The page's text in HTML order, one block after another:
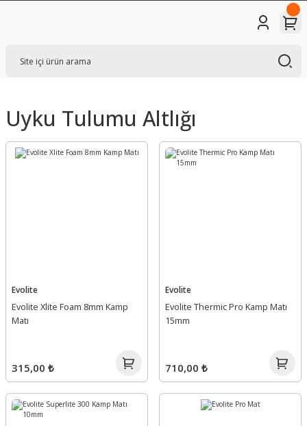
Uyku Tulumu Altlığı
Evolite
Evolite Xlite Foam 8mm Kamp
Matı
315,00 ₺
Evolite
Evolite Thermic Pro Kamp Matı
15mm
710,00 ₺